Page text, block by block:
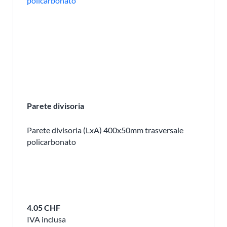
Parete divisoria
Parete divisoria (LxA) 400x50mm trasversale
policarbonato
4.05 CHF
IVA inclusa